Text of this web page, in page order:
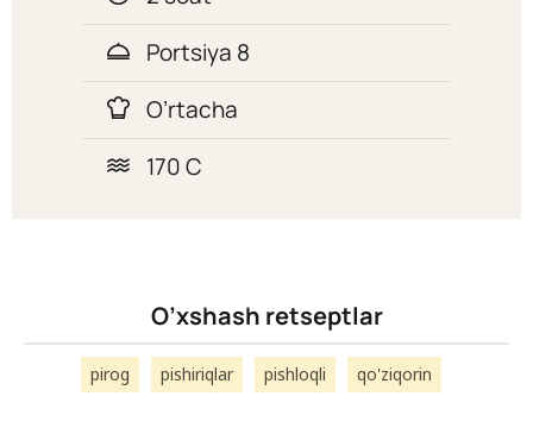
Portsiya 8
O’rtacha
170 C
O’xshash retseptlar
pirog pishiriqlar pishloqli qo'ziqorin